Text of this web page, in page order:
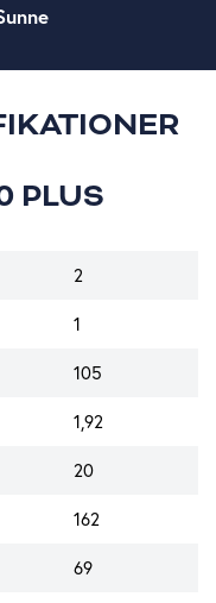
PLUS
2
1
105
1,92
20
162
69